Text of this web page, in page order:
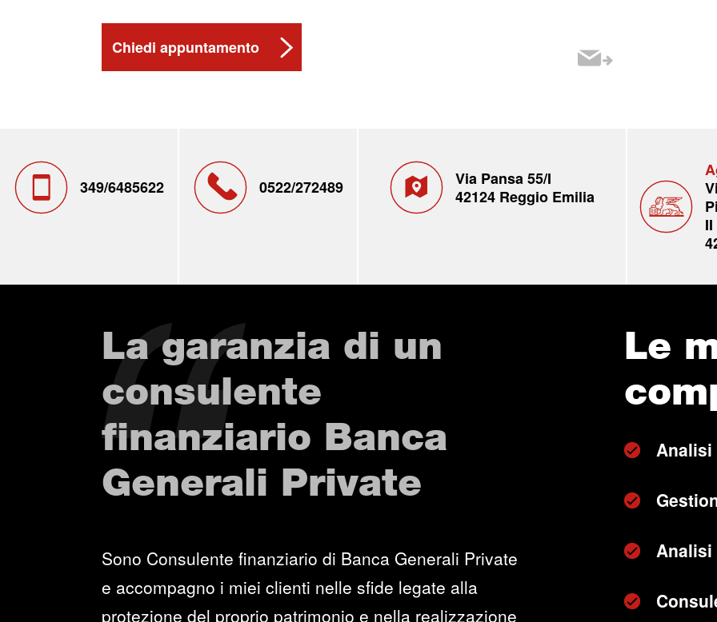
Chiedi appuntamento
349/6485622 0522/272489
Via Pansa 55/I
42124 Reggio Emilia
La garanzia di un
consulente
finanziario Banca
Generali Private
Sono Consulente finanziario di Banca Generali Private
e accompagno i miei clienti nelle sfide legate alla
protezione del proprio patrimonio e nella realizzazione
Le